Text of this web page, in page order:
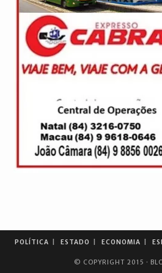
POLÍTICA ESTADO ECONOMIA
© COPYRIGHT 2015 ·